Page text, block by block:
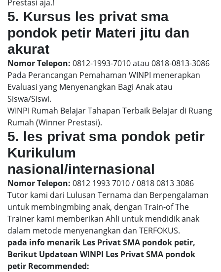
Prestasi aja.!
5. Kursus les privat sma
pondok petir Materi jitu dan
akurat
Nomor Telepon: 0812-1993-7010 atau 0818-0813-3086
Pada Perancangan Pemahaman WINPI menerapkan
Evaluasi yang Menyenangkan Bagi Anak atau
Siswa/Siswi.
WINPI Rumah Belajar Tahapan Terbaik Belajar di Ruang
Rumah (Winner Prestasi).
5. les privat sma pondok petir
Kurikulum
nasional/internasional
Nomor Telepon: 0812 1993 7010 / 0818 0813 3086
Tutor kami dari Lulusan Ternama dan Berpengalaman
untuk membingmbing anak, dengan Train-of The
Trainer kami memberikan Ahli untuk mendidik anak
dalam metode menyenangkan dan TERFOKUS.
pada info menarik Les Privat SMA pondok petir,
Berikut Updatean WINPI Les Privat SMA pondok
petir Recommended: